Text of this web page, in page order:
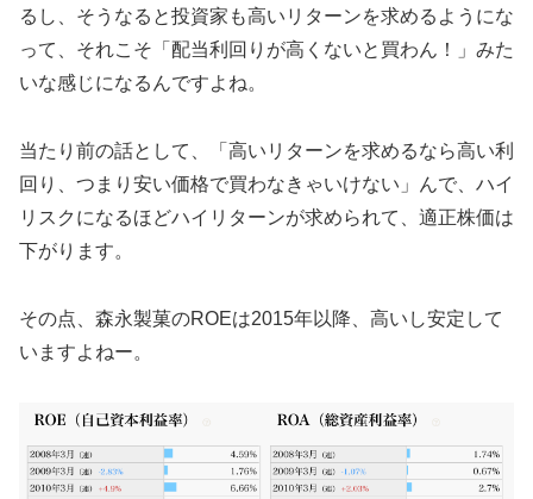
るし、そうなると投資家も高いリターンを求めるようにな
って、それこそ「配当利回りが高くないと買わん！」みた
いな感じになるんですよね。
当たり前の話として、「高いリターンを求めるなら高い利
回り、つまり安い価格で買わなきゃいけない」んで、ハイ
リスクになるほどハイリターンが求められて、適正株価は
下がります。
その点、森永製菓のROEは2015年以降、高いし安定して
いますよねー。